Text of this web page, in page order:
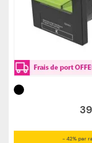
- 42% par